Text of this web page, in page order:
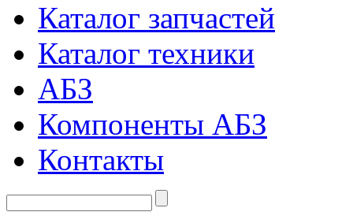
Каталог запчастей
Каталог техники
АБЗ
Компоненты АБЗ
Контакты